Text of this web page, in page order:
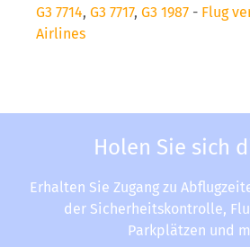
G3 7714, G3 7717, G3 1987 - Flug
Airlines
Holen Sie sich
Erhalten Sie Zugang zu
der Sicherheitskontrolle,
Parkplätzen und